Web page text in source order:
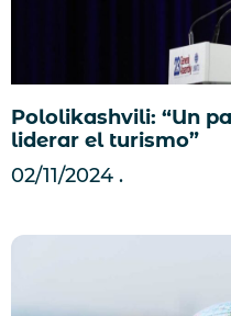
Pololikashvili: “Un
liderar el turismo”
02/11/2024